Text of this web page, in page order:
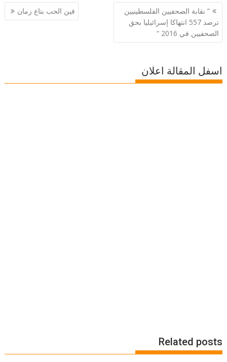
تصفّح
المقالات
” نقابة الصحفيين الفلسطينيين
ترصد 557 انتهاكا إسرائيليا بحق
الصحفيين في 2016 “
فين الحب بتاع زمان
اسفل المقالة اعلان
Related posts